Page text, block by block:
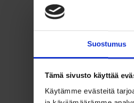
Suostumus
Tämä sivusto käyttää
Käytämme evästeitä